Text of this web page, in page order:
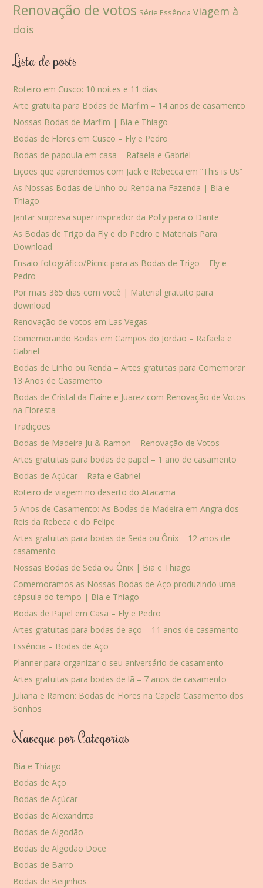
Renovação de votos Série Essência viagem à
dois
Lista de posts
Roteiro em Cusco: 10 noites e 11 dias
Arte gratuita para Bodas de Marfim – 14 anos de casamento
Nossas Bodas de Marfim | Bia e Thiago
Bodas de Flores em Cusco – Fly e Pedro
Bodas de papoula em casa – Rafaela e Gabriel
Lições que aprendemos com Jack e Rebecca em “This is Us”
As Nossas Bodas de Linho ou Renda na Fazenda | Bia e
Thiago
Jantar surpresa super inspirador da Polly para o Dante
As Bodas de Trigo da Fly e do Pedro e Materiais Para
Download
Ensaio fotográfico/Picnic para as Bodas de Trigo – Fly e
Pedro
Por mais 365 dias com você | Material gratuito para
download
Renovação de votos em Las Vegas
Comemorando Bodas em Campos do Jordão – Rafaela e
Gabriel
Bodas de Linho ou Renda – Artes gratuitas para Comemorar
13 Anos de Casamento
Bodas de Cristal da Elaine e Juarez com Renovação de Votos
na Floresta
Tradições
Bodas de Madeira Ju & Ramon – Renovação de Votos
Artes gratuitas para bodas de papel – 1 ano de casamento
Bodas de Açúcar – Rafa e Gabriel
Roteiro de viagem no deserto do Atacama
5 Anos de Casamento: As Bodas de Madeira em Angra dos
Reis da Rebeca e do Felipe
Artes gratuitas para bodas de Seda ou Ônix – 12 anos de
casamento
Nossas Bodas de Seda ou Ônix | Bia e Thiago
Comemoramos as Nossas Bodas de Aço produzindo uma
cápsula do tempo | Bia e Thiago
Bodas de Papel em Casa – Fly e Pedro
Artes gratuitas para bodas de aço – 11 anos de casamento
Essência – Bodas de Aço
Planner para organizar o seu aniversário de casamento
Artes gratuitas para bodas de lã – 7 anos de casamento
Juliana e Ramon: Bodas de Flores na Capela Casamento dos
Sonhos
Navegue por Categorias
Bia e Thiago
Bodas de Aço
Bodas de Açúcar
Bodas de Alexandrita
Bodas de Algodão
Bodas de Algodão Doce
Bodas de Barro
Bodas de Beijinhos